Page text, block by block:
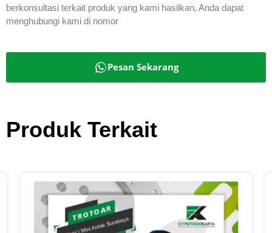
berkonsultasi terkait produk yang kami hasilkan, Anda dapat
menghubungi kami di nomor
Pesan Sekarang
Produk Terkait